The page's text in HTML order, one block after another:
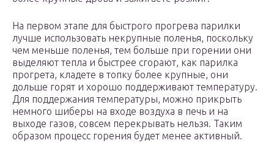
На первом этапе для быстрого прогрева парилки
лучше использовать некрупные поленья, поскольку
чем меньше поленья, тем больше при горении они
выделяют тепла и быстрее сгорают, как парилка
прогрета, кладете в топку более крупные, они
дольше горят и хорошо поддерживают температуру.
Для поддержания температуры, можно прикрыть
немного шиберы на входе воздуха в печь и на
выходе газов, совсем перекрывать нельзя. Таким
образом процесс горения будет менее активный.